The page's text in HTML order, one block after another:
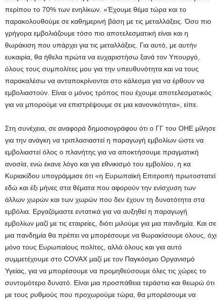
περίπου το 70% των ενηλίκων. «Έχουμε θέμα τώρα και το
παρακολουθούμε σε καθημερινή βάση με τις μεταλλάξεις. Όσο πιο
γρήγορα εμβολιάζουμε τόσο πιο αποτελεσματική είναι και η
θωράκιση που υπάρχει για τις μεταλλάξεις. Για αυτό, με αυτήν
ευκαιρία, θα ήθελα πρώτα να ευχαριστήσω ξανά τον Υπουργό,
όλους τους συμπολίτες μου για την υπευθυνότητα και να τους
παρακαλέσω να ανταποκρίνονται στο κάλεσμα για να έρθουν να
εμβολιαστούν. Είναι ο μόνος τρόπος που έχουμε αποτελεσματικός
για να μπορούμε να επιστρέψουμε σε μια κανονικότητα», είπε.
Στη συνέχεια, σε αναφορά δημοσιογράφου ότι ο ΓΓ του ΟΗΕ μίλησε
για την ανάγκη να τριπλασιαστεί η παραγωγή εμβολίων ώστε να
εμβολιαστεί όλος ο πλανήτης για να αποκτήσουμε πραγματική
ανοσία, ενώ έκανε λόγο και για εθνικισμό του εμβολίου, η κα
Κυριακίδου υπογράμμισε ότι «η Ευρωπαϊκή Επιτροπή πρωτοστατεί
εδώ και έξι μήνες στα θέματα που αφορούν την ενίσχυση των
άλλων χωρών και των χωρών που δεν έχουν τη δυνατότητα στα
εμβόλια. Εργαζόμαστε εντατικά για να αυξηθεί η παραγωγή
εμβολίων μαζί με τις εταιρείες, διότι μιλούμε για μια πανδημία. Και σε
μια πανδημία θα πρέπει να μπορέσουμε να θωρακίσουμε όλους, όχι
μόνο τους Ευρωπαίους πολίτες, αλλά όλους και για αυτό
συμμετέχουμε στο COVAX μαζί με τον Παγκόσμιο Οργανισμό
Υγείας, για να μπορέσουμε να προμηθεύσουμε όλες τις χώρες το
συντομότερο δυνατό. Είναι μια προσπάθεια τεράστια και θεωρώ ότι
με τους ρυθμούς που προχωρούμε τώρα, θα μπορέσουμε να